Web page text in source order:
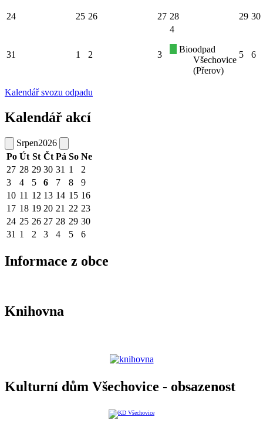
24 25 26 27 28 29 30
31 1 2 3
4
Bioodpad
Všechovice
(Přerov)
5 6
Kalendář svozu odpadu
Kalendář akcí
Srpen2026
Po Út St Čt Pá So Ne
27 28 29 30 31 1
2
3
4 5 6 7 8
9
10 11 12 13 14 15 16
17 18 19 20 21 22 23
24 25 26 27 28 29 30
31 1 2 3 4 5 6
Informace z obce
Knihovna
Kulturní dům Všechovice - obsazenost